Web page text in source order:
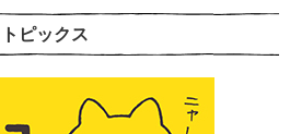
トピックス